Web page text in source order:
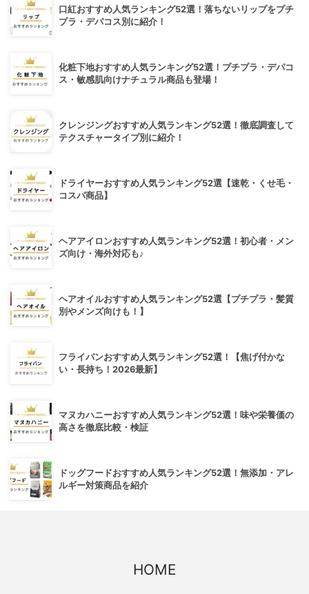
口紅おすすめ人気ランキング52選！落ちないリップをプチ
プラ・デパコス別に紹介！
化粧下地おすすめ人気ランキング52選！プチプラ・デパコ
ス・敏感肌向けナチュラル商品も登場！
クレンジングおすすめ人気ランキング52選！徹底調査して
テクスチャータイプ別に紹介！
ドライヤーおすすめ人気ランキング52選【速乾・くせ毛・
コスパ商品】
ヘアアイロンおすすめ人気ランキング52選！初心者・メン
ズ向け・海外対応も♪
ヘアオイルおすすめ人気ランキング52選【プチプラ・髪質
別やメンズ向けも！】
フライパンおすすめ人気ランキング52選！【焦げ付かな
い・長持ち！2026最新】
マヌカハニーおすすめ人気ランキング52選！味や栄養価の
高さを徹底比較・検証
ドッグフードおすすめ人気ランキング52選！無添加・アレ
ルギー対策商品を紹介
HOME